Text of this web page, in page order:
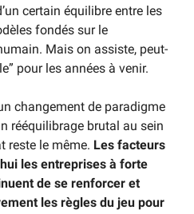
certain équilibre entre les
fondés sur le
Mais on assiste, peut-
pour les années à venir.
changement de paradigme
rééquilibrage brutal au sein
reste le même. Les facteurs
les entreprises à forte
de se renforcer et
les règles du jeu pour